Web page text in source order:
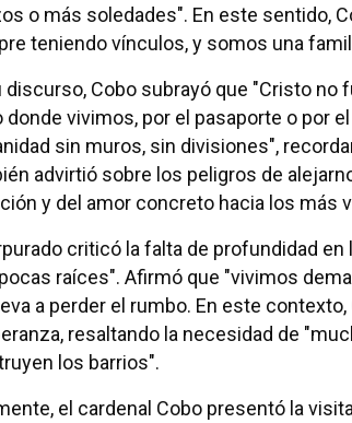
o más soledades". En este sentido,
teniendo vínculos, y somos una
discurso, Cobo subrayó que "Cristo no
donde vivimos, por el pasaporte o por
sin muros, sin divisiones",
advirtió sobre los peligros de
y del amor concreto hacia los
criticó la falta de profundidad
raíces". Afirmó que "vivimos
a perder el rumbo. En este
resaltando la necesidad de
los barrios".
el cardenal Cobo presentó la